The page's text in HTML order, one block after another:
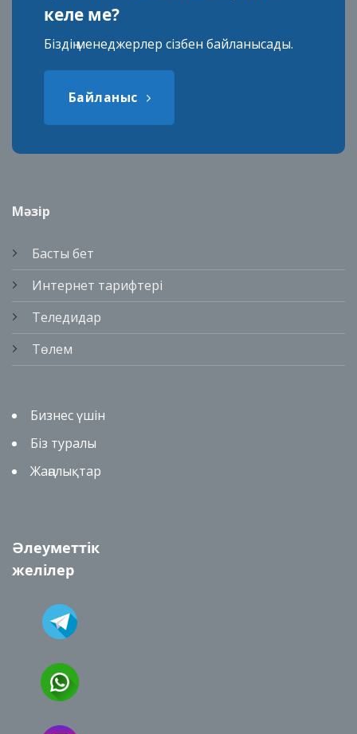
келе ме?
Біздің менеджерлер сізбен байланысады.
Байланыс
Мәзір
Басты бет
Интернет тарифтері
Теледидар
Төлем
Бизнес үшін
Біз туралы
Жаңалықтар
Әлеуметтік
желілер